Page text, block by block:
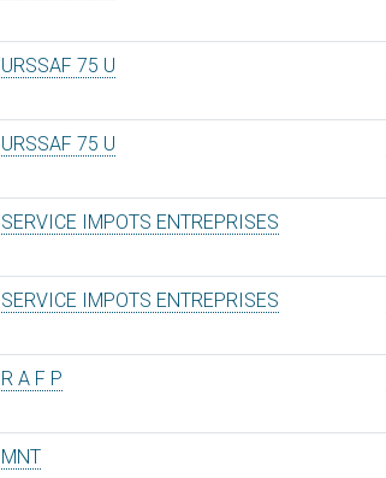
URSSAF 75 U
URSSAF 75 U
SERVICE IMPOTS ENTREPRISES
SERVICE IMPOTS ENTREPRISES
R A F P
MNT